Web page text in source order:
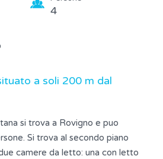
4
a soli 200 m dal
si trova a Rovigno e puo
Si trova al secondo piano
camere da letto: una con letto